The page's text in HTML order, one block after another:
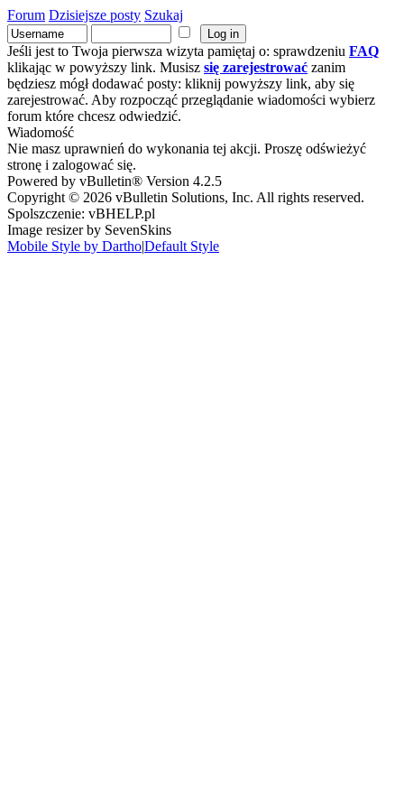
Forum Dzisiejsze posty Szukaj
Jeśli jest to Twoja pierwsza wizyta pamiętaj o: sprawdzeniu FAQ
klikając w powyższy link. Musisz się zarejestrować zanim
będziesz mógł dodawać posty: kliknij powyższy link, aby się
zarejestrować. Aby rozpocząć przeglądanie wiadomości wybierz
forum które chcesz odwiedzić.
Wiadomość
Nie masz uprawnień do wykonania tej akcji. Proszę odświeżyć
stronę i zalogować się.
Powered by vBulletin® Version 4.2.5
Copyright © 2026 vBulletin Solutions, Inc. All rights reserved.
Spolszczenie: vBHELP.pl
Image resizer by SevenSkins
Mobile Style by Dartho|Default Style